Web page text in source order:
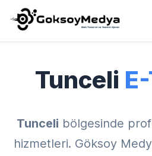
Ana Sayfa Hizmet Bölgeleri
Tunceli
Tunceli bölgesinde
hizmetleri. Göksoy